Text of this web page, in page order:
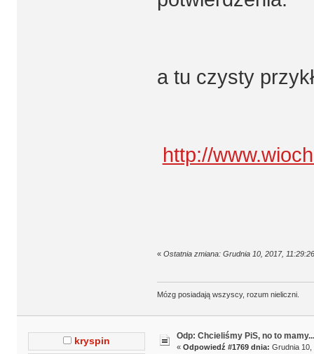
a tu czysty
http://
« Ostatnia zmiana: Grudnia 10, 2017,
Mózg posiadają wszyscy, rozum nieliczni.
kryspin Odp: Chcieliśmy PiS, no to
« Odpowiedź #1769 dnia: Grudnia 10,